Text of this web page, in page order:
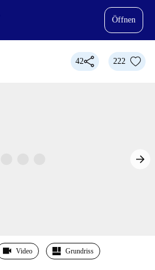
Öffnen
42 222
Video Grundriss